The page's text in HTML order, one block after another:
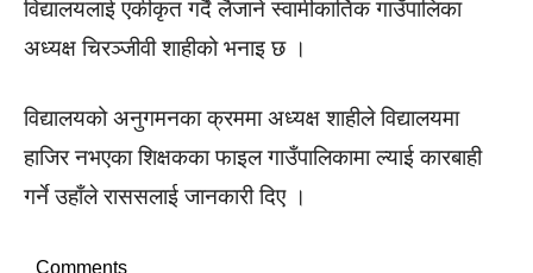
विद्यालयलाई एकीकृत गर्दै लैजाने स्वामीकार्तिक गाउँपालिका
अध्यक्ष चिरञ्जीवी शाहीको भनाइ छ ।
विद्यालयको अनुगमनका क्रममा अध्यक्ष शाहीले विद्यालयमा
हाजिर नभएका शिक्षकका फाइल गाउँपालिकामा ल्याई कारबाही
गर्ने उहाँले राससलाई जानकारी दिए ।
Comments